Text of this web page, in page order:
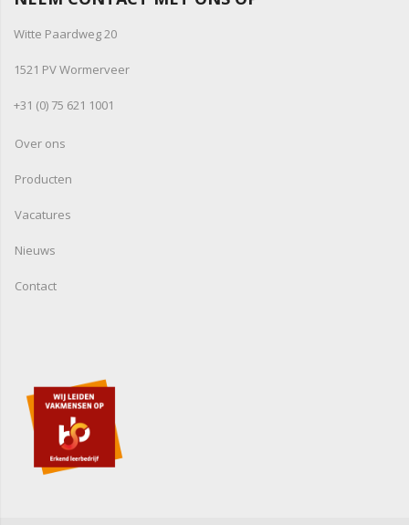
Witte Paardweg 20
1521 PV Wormerveer
+31 (0) 75 621 1001
Over ons
Producten
Vacatures
Nieuws
Contact